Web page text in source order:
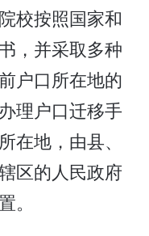
校按照国家和
，并采取多种
户口所在地的
理户口迁移手
在地，由县、
区的人民政府
。